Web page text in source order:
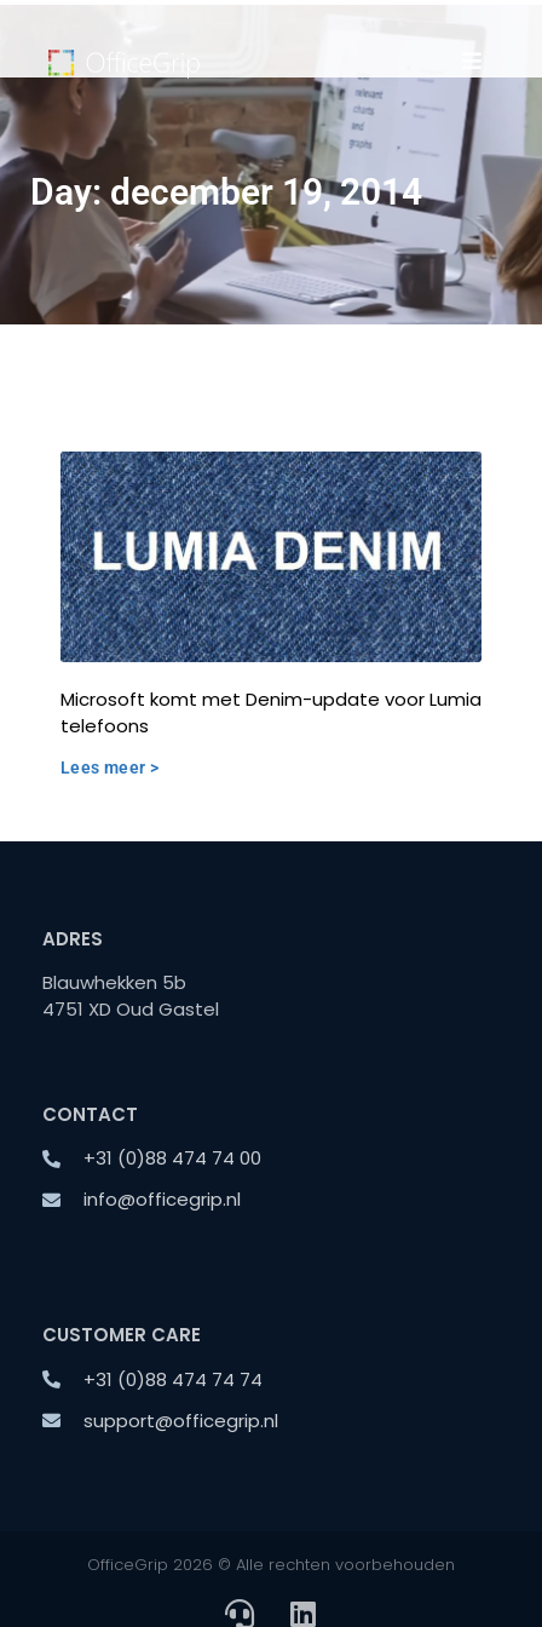
Day: december 19, 2014
Microsoft komt met Denim-update voor Lumia
telefoons
Lees meer >
ADRES
Blauwhekken 5b
4751 XD Oud Gastel
CONTACT
+31 (0)88 474 74 00
info@officegrip.nl
CUSTOMER CARE
+31 (0)88 474 74 74
support@officegrip.nl
OfficeGrip 2026 © Alle rechten voorbehouden